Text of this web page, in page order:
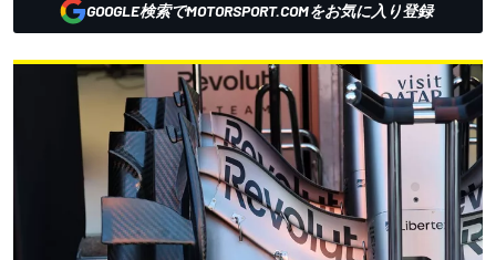
GOOGLE検索でMOTORSPORT.COMをお気に入り登録